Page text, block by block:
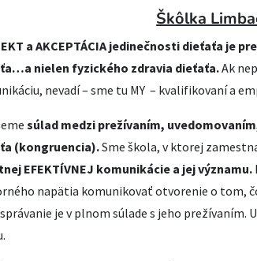
Škôlka
a AKCEPTÁCIA jedinečnosti dieťaťa je
nielen fyzického zdravia dieťaťa.Ak
nevadí – sme tu MY – kvalifikovaní a
súlad medzi prežívaním,
(kongruencia).Sme škola, v ktorej
EFEKTÍVNEJ komunikácie a jej významu.
napätia komunikovať otvorenie o tom,
je v plnom súlade s jeho prežívaním.